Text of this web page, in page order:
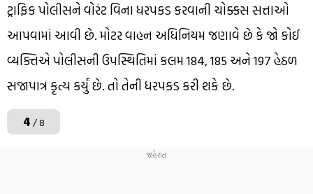
ટ્રાફિક પોલીસને વોરંટ વિના ધરપકડ કરવાની ચોક્કસ સત્તાઓ
આપવામાં આવી છે. મોટર વાહન અધિનિયમ જણાવે છે કે જો કોઈ
વ્યક્તિએ પોલીસની ઉપસ્થિતિમાં કલમ 184, 185 અને 197 હેઠળ
સજાપાત્ર કૃત્ય કર્યું છે. તો તેની ધરપકડ કરી શકે છે.
4/ 8